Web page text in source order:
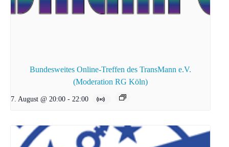
Bundesweites Online-Treffen des TransMann e.V.
(Moderation RG Köln)
7. August @ 20:00 - 22:00